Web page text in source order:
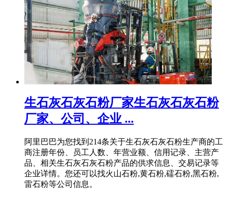
生石灰石灰石粉厂家生石灰石灰石粉
厂家、公司、企业 ...
阿里巴巴为您找到214条关于生石灰石灰石粉生产商的工
商注册年份、员工人数、年营业额、信用记录、主营产
品、相关生石灰石灰石粉产品的供求信息、交易记录等
企业详情。您还可以找火山石粉,黄石粉,礌石粉,黑石粉,
雷石粉等公司信息。